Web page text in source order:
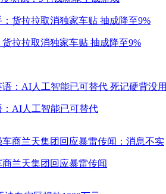
拉拉取消独家车贴 抽成降至9%
AI人工智能已可替代
兰天集团回应暴雷传闻